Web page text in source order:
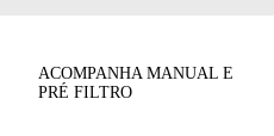
ACOMPANHA MANUAL E
PRÉ FILTRO